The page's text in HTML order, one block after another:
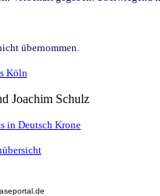
übernommen.
Köln
Joachim Schulz
in Deutsch Krone